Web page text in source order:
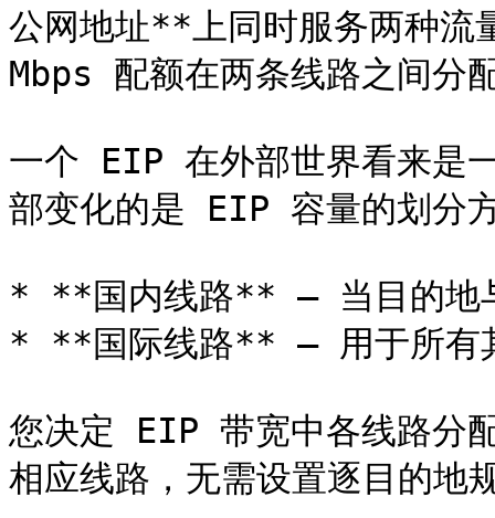
公网地址**上同时服务两种
Mbps 配额在两条线路之间分
一个 EIP 在外部世界看来是
部变化的是 EIP 容量的划分
* **国内线路** — 当目的地
* **国际线路** — 用于所有
您决定 EIP 带宽中各线路分
相应线路，无需设置逐目的地